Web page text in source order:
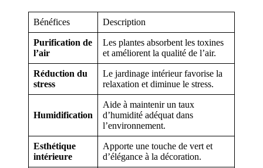
Bénéfices Description
Purification de
l’air
Les plantes absorbent les toxines
et améliorent la qualité de l’air.
Réduction du
stress
Le jardinage intérieur favorise la
relaxation et diminue le stress.
Humidification
Aide à maintenir un taux
d’humidité adéquat dans
l’environnement.
Esthétique
intérieure
Apporte une touche de vert et
d’élégance à la décoration.